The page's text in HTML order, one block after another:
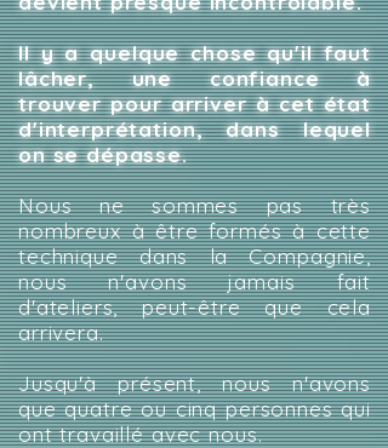
Il y a quelque chose qu'il faut
lâcher, une confiance à
trouver pour arriver à cet état
d'interprétation, dans lequel
on se dépasse.
Nous ne sommes pas très
nombreux à être formés à cette
technique dans la Compagnie,
nous n'avons jamais fait
d'ateliers, peut-être que cela
arrivera.
Jusqu'à présent, nous n'avons
que quatre ou cinq personnes qui
ont travaillé avec nous.